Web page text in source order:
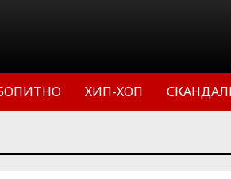
ХИП-ХОП